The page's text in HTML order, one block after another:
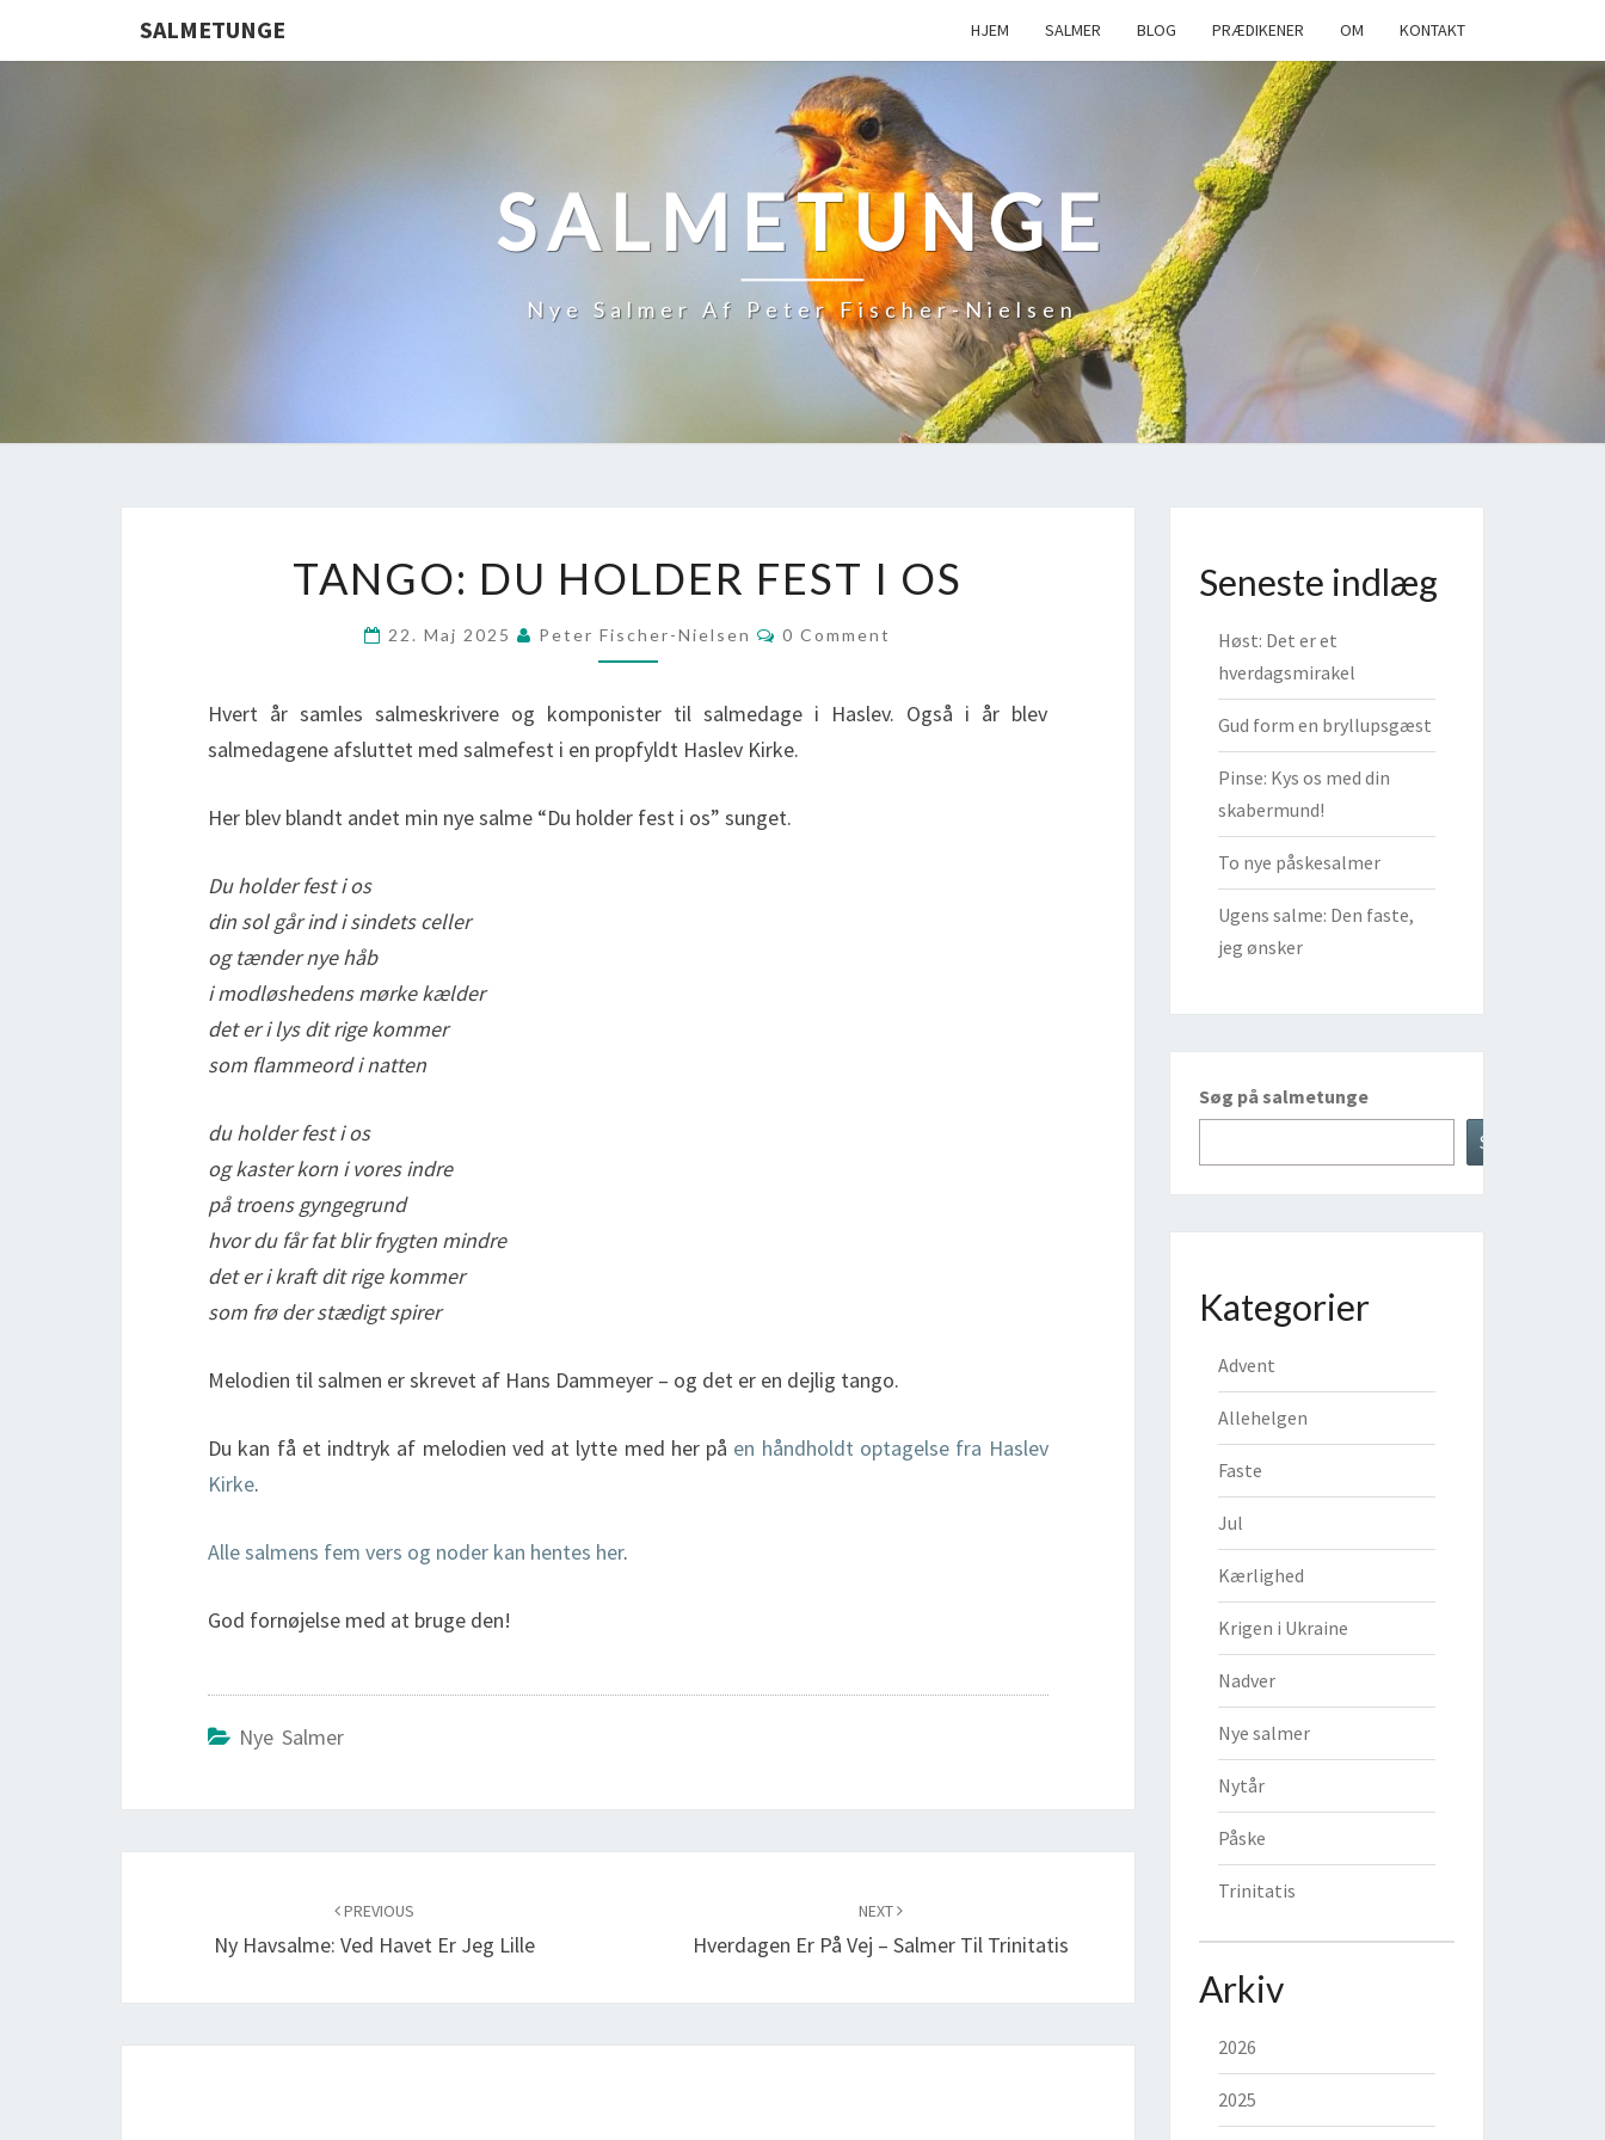
SALMETUNGE HJEM SALMER BLOG PRÆDIKENER OM KONTAKT
SALMETUNGE
Nye Salmer Af Peter Fischer-Nielsen
OS
TANGO: DU HOLDER FEST I OS
22. Maj 2025 Peter Fischer-Nielsen Comments
0 Comment
Hvert år samles salmeskrivere og komponister til salmedage i Haslev. Også i år blev
salmedagene afsluttet med salmefest i en propfyldt Haslev Kirke.
Her blev blandt andet min nye salme “Du holder fest i os” sunget.
Du holder fest i os
din sol går ind i sindets celler
og tænder nye håb
i modløshedens mørke kælder
det er i lys dit rige kommer
som flammeord i natten
du holder fest i os
og kaster korn i vores indre
på troens gyngegrund
hvor du får fat blir frygten mindre
det er i kraft dit rige kommer
som frø der stædigt spirer
Melodien til salmen er skrevet af Hans Dammeyer – og det er en dejlig tango.
Du kan få et indtryk af melodien ved at lytte med her på en håndholdt optagelse fra Haslev
Kirke.
Alle salmens fem vers og noder kan hentes her.
God fornøjelse med at bruge den!
Nye Salmer
PREVIOUS
Ny Havsalme: Ved Havet Er Jeg Lille
NEXT
Hverdagen Er På Vej – Salmer Til Trinitatis
Seneste indlæg
Høst: Det er et
hverdagsmirakel
Gud form en bryllupsgæst
Pinse: Kys os med din
skabermund!
To nye påskesalmer
Ugens salme: Den faste,
jeg ønsker
Søg på salmetunge
Søg
Kategorier
Advent
Allehelgen
Faste
Jul
Kærlighed
Krigen i Ukraine
Nadver
Nye salmer
Nytår
Påske
Trinitatis
Arkiv
2026
2025